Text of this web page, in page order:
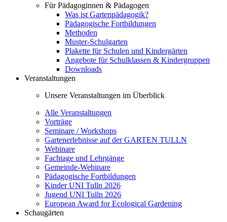
Für Pädagoginnen & Pädagogen
Was ist Gartenpädagogik?
Pädagogische Fortbildungen
Methoden
Muster-Schulgarten
Plakette für Schulen und Kindergärten
Angebote für Schulklassen & Kindergruppen
Downloads
Veranstaltungen
Unsere Veranstaltungen im Überblick
Alle Veranstaltungen
Vorträge
Seminare / Workshops
Gartenerlebnisse auf der GARTEN TULLN
Webinare
Fachtage und Lehrgänge
Gemeinde-Webinare
Pädagogische Fortbildungen
Kinder UNI Tulln 2026
Jugend UNI Tulln 2026
European Award for Ecological Gardening
Schaugärten